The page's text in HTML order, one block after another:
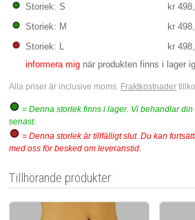
Storiek: S
kr
Storiek: M
kr
Storiek: L
kr
informera mignär produkten finns i lager
Alla priser är inclusive moms. Fraktkostnader
= Denna storlek finns i lager. Vi behandlar
senast.
= Denna storlek är tillfälligt slut. Du kan
med oss för besked om leveranstid.
Tillhörande produkter: